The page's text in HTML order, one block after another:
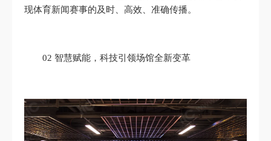
现体育新闻赛事的及时、高效、准确传播。
02 智慧赋能，科技引领场馆全新变革